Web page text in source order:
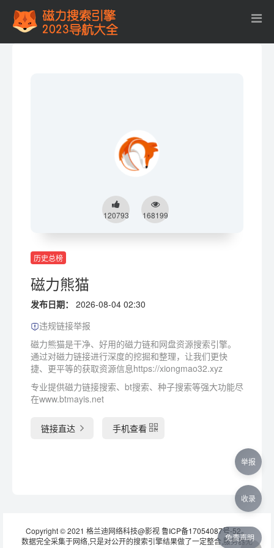
120793 168199
历史总榜
磁力熊猫
发布日期：
2026-08-04 02:30
违规链接举报
磁力熊猫是干净、好用的磁力链和网盘资源搜索引擎。
通过对磁力链接进行深度的挖掘和整理，让我们更快
捷、更平等的获取资源信息https://xiongmao32.xyz
专业提供磁力链接搜索、bt搜索、种子搜索等强大功能尽
在www.btmayis.net
链接直达 手机查看
Copyright © 2021 格兰迪网络科技@影视鲁ICP备17054087号-52。
数据完全采集于网络,只是对公开的搜索引擎结果做了一定整合,服务器无
免责声明
举报
收录